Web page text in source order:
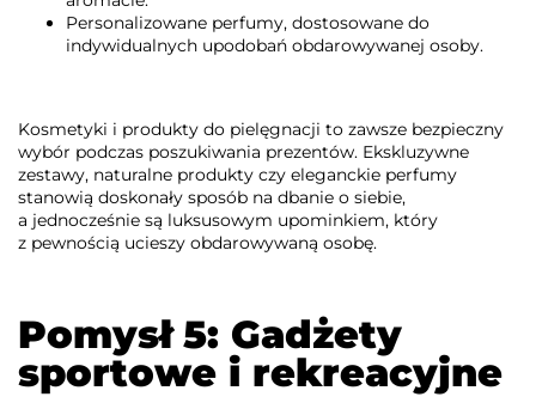
Personalizowane perfumy, dostosowane do
indywidualnych upodobań obdarowywanej osoby.
Kosmetyki i produkty do pielęgnacji to zawsze bezpieczny
wybór podczas poszukiwania prezentów. Ekskluzywne
zestawy, naturalne produkty czy eleganckie perfumy
stanowią doskonały sposób na dbanie o siebie,
a jednocześnie są luksusowym upominkiem, który
z pewnością ucieszy obdarowywaną osobę.
Pomysł 5: Gadżety
sportowe i rekreacyjne